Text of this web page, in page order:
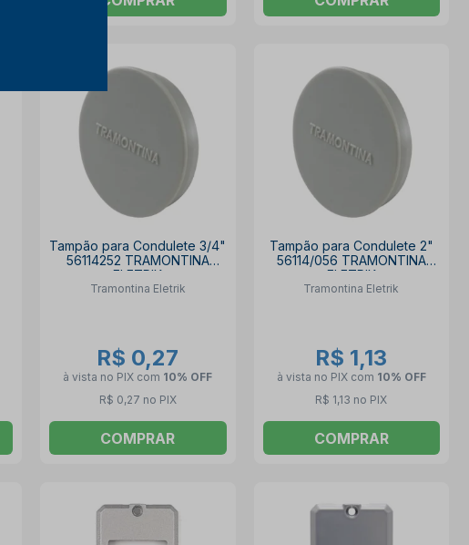
Tampão para Condulete 3/4"
56114252 TRAMONTINA
ELETRIK
Tramontina Eletrik
R$ 0,27
à vista no PIX com 10% OFF
R$ 0,27 no PIX
COMPRAR
Tampão para Condulete 2"
56114/056 TRAMONTINA
ELETRIK
Tramontina Eletrik
R$ 1,13
à vista no PIX com 10% OFF
R$ 1,13 no PIX
COMPRAR